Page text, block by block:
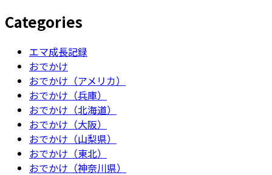
Categories
エマ成長記録
おでかけ
おでかけ（アメリカ）
おでかけ（兵庫）
おでかけ（北海道）
おでかけ（大阪）
おでかけ（山梨県）
おでかけ（東北）
おでかけ（神奈川県）